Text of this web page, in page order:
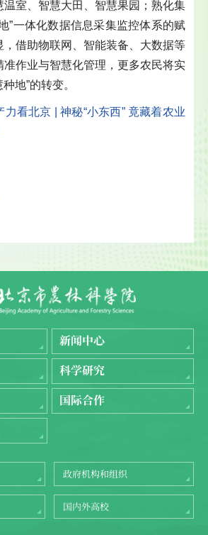
温室、智慧大田、智慧果园；熟化集
”一体化数据信息采集监控体系的赋
，借助物联网、智能装备、大数据等
准作业与智慧化管理，更多农民将实
地”的转变。
力看北京 | 神秘“小东西” 竟藏着农业
新闻中心
科学研究
国际合作
政府机构和组织
国内外高校